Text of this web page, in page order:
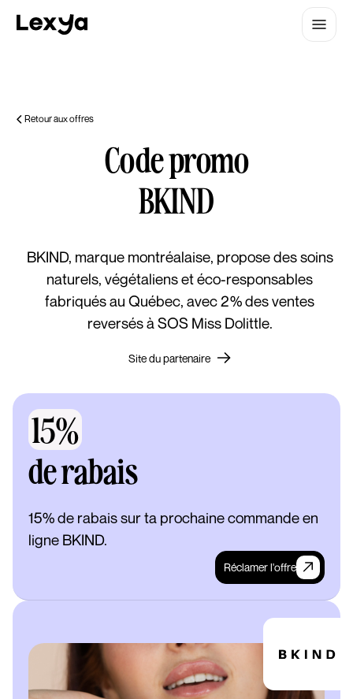
Retour aux offres
Code promo
BKIND
BKIND, marque montréalaise, propose des soins
naturels, végétaliens et éco-responsables
fabriqués au Québec, avec 2% des ventes
reversés à SOS Miss Dolittle.
Site du partenaire
15%
de rabais
15% de rabais sur ta prochaine commande en
ligne BKIND.
Réclamer l'offre